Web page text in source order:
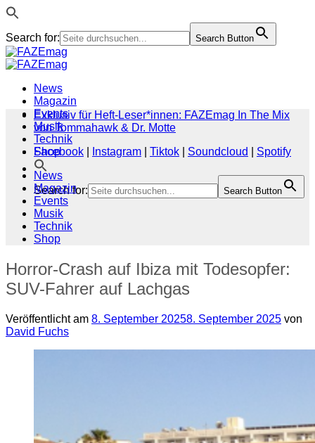
Search for: Search Button
Zum
Inhalt
News
Magazin
Events
Musik
Technik
Shop
Search for: Search Button
Exklusiv für Heft-Leser*innen: FAZEmag In The Mix
von Tommahawk & Dr. Motte
Facebook
Instagram Tiktok Soundcloud
Spotify
News
Magazin
Events
Musik
Technik
Shop
Horror-Crash auf Ibiza mit Todesopfer:
SUV-Fahrer auf Lachgas
Veröffentlicht am 8. September 20258. September 2025 von
David Fuchs